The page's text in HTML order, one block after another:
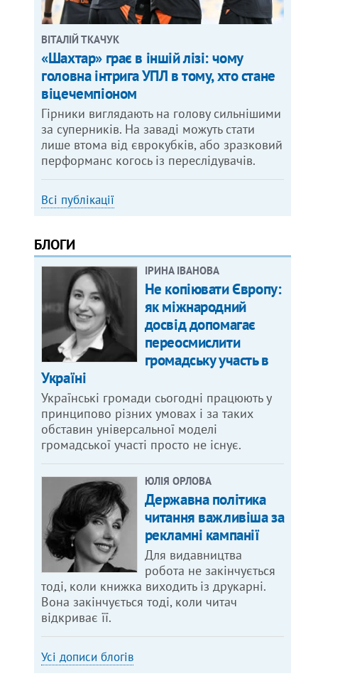
ВІТАЛІЙ ТКАЧУК
«Шахтар» грає в іншій лізі: чому
головна інтрига УПЛ в тому, хто стане
віцечемпіоном
Гірники виглядають на голову сильнішими
за суперників. На заваді можуть стати
лише втома від єврокубків, або зразковий
перформанс когось із переслідувачів.
Всі публікації
БЛОГИ
ІРИНА ІВАНОВА
Не копіювати Європу:
як міжнародний
досвід допомагає
переосмислити
громадську участь в
Україні
Українські громади сьогодні працюють у
принципово різних умовах і за таких
обставин універсальної моделі
громадської участі просто не існує.
ЮЛІЯ ОРЛОВА
Державна політика
читання важливіша за
рекламні кампанії
Для видавництва
робота не закінчується
тоді, коли книжка виходить із друкарні.
Вона закінчується тоді, коли читач
відкриває її.
Усі дописи блогів